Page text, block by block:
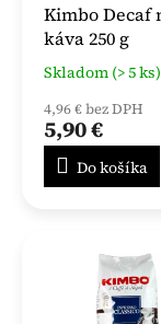
Kimbo Decaf
káva 250 g
Skladom (> 5 ks)
4,96 € bez DPH
5,90 €
Do košíka